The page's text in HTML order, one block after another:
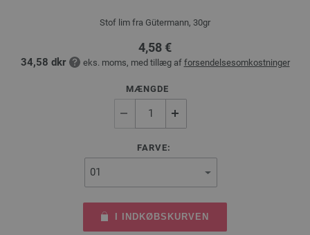
Stof lim fra Gütermann, 30gr
4,58 €
34,58 dkr eks. moms, med tillæg af forsendelsesomkostninger
MÆNGDE
FARVE:
I INDKØBSKURVEN